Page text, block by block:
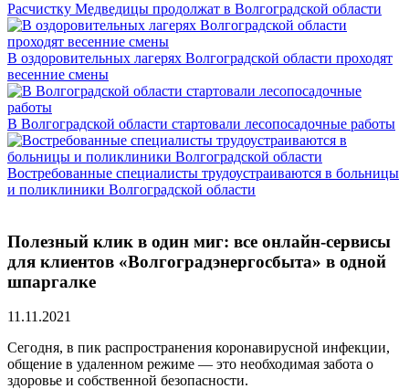
Расчистку Медведицы продолжат в Волгоградской области
В оздоровительных лагерях Волгоградской области проходят
весенние смены
В Волгоградской области стартовали лесопосадочные работы
Востребованные специалисты трудоустраиваются в больницы
и поликлиники Волгоградской области
Полезный клик в один миг: все онлайн-сервисы
для клиентов «Волгоградэнергосбыта» в одной
шпаргалке
11.11.2021
Сегодня, в пик распространения коронавирусной инфекции,
общение в удаленном режиме — это необходимая забота о
здоровье и собственной безопасности.